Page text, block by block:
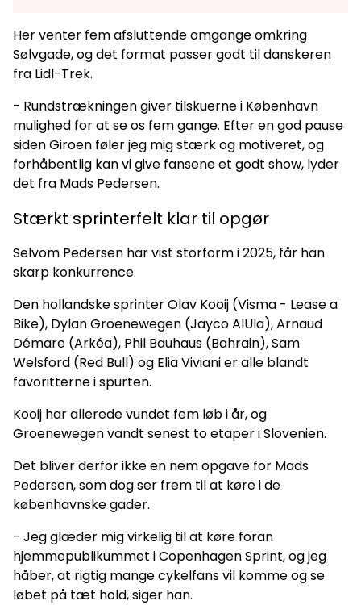
Her venter fem afsluttende omgange omkring
Sølvgade, og det format passer godt til danskeren
fra Lidl-Trek.
- Rundstrækningen giver tilskuerne i København
mulighed for at se os fem gange. Efter en god pause
siden Giroen føler jeg mig stærk og motiveret, og
forhåbentlig kan vi give fansene et godt show, lyder
det fra Mads Pedersen.
Stærkt sprinterfelt klar til opgør
Selvom Pedersen har vist storform i 2025, får han
skarp konkurrence.
Den hollandske sprinter Olav Kooij (Visma - Lease a
Bike), Dylan Groenewegen (Jayco AlUla), Arnaud
Démare (Arkéa), Phil Bauhaus (Bahrain), Sam
Welsford (Red Bull) og Elia Viviani er alle blandt
favoritterne i spurten.
Kooij har allerede vundet fem løb i år, og
Groenewegen vandt senest to etaper i Slovenien.
Det bliver derfor ikke en nem opgave for Mads
Pedersen, som dog ser frem til at køre i de
københavnske gader.
- Jeg glæder mig virkelig til at køre foran
hjemmepublikummet i Copenhagen Sprint, og jeg
håber, at rigtig mange cykelfans vil komme og se
løbet på tæt hold, siger han.